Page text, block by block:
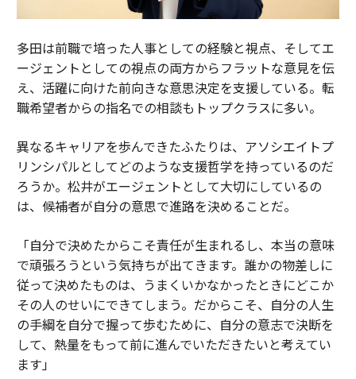
多田は前職で培った人事としての経験と視点、そしてエ
ージェントとしての視点の両方からフラットな意見を伝
え、活躍に向けた前向きな意思決定を支援している。転
職希望者からの指名での相談もトップクラスに多い。
異なるキャリアを歩んできたふたりは、アソシエイトプ
リンシパルとしてどのような支援哲学を持っているのだ
ろうか。松井がエージェントとして大切にしているの
は、候補者が自分の意思で進路を決めることだ。
「自分で決めたからこそ責任が生まれるし、本当の意味
で頑張ろうという気持ちが出てきます。誰かの物差しに
従って決めたものは、うまくいかなかったときにどこか
その人のせいにできてしまう。だからこそ、自分の人生
の手綱を自分で握って歩むために、自分の意志で決断を
して、熱量をもって前に進んでいただきたいと考えてい
ます」